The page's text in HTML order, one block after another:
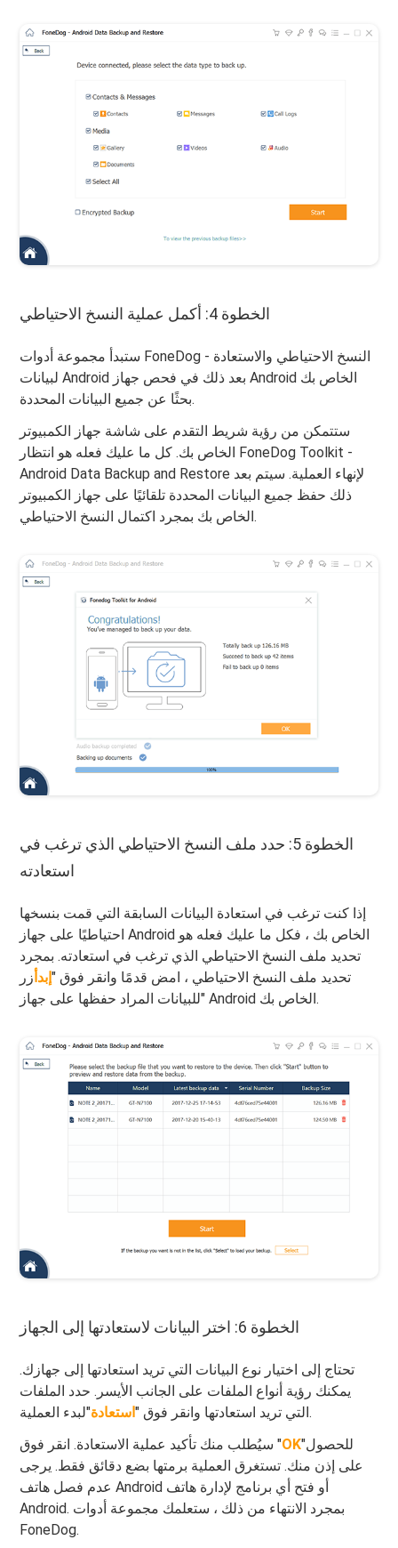
الخطوة 4: أكمل عملية النسخ الاحتياطي
ستبدأ مجموعة أدوات FoneDog - النسخ الاحتياطي والاستعادة
لبيانات Android بعد ذلك في فحص جهاز Android الخاص بك
بحثًا عن جميع البيانات المحددة.
ستتمكن من رؤية شريط التقدم على شاشة جهاز الكمبيوتر
الخاص بك. كل ما عليك فعله هو انتظار FoneDog Toolkit -
Android Data Backup and Restore لإنهاء العملية. سيتم بعد
ذلك حفظ جميع البيانات المحددة تلقائيًا على جهاز الكمبيوتر
الخاص بك بمجرد اكتمال النسخ الاحتياطي.
الخطوة 5: حدد ملف النسخ الاحتياطي الذي ترغب في
استعادته
إذا كنت ترغب في استعادة البيانات السابقة التي قمت بنسخها
احتياطيًا على جهاز Android الخاص بك ، فكل ما عليك فعله هو
تحديد ملف النسخ الاحتياطي الذي ترغب في استعادته. بمجرد
تحديد ملف النسخ الاحتياطي ، امض قدمًا وانقر فوق "إبدأ زر
"للبيانات المراد حفظها على جهاز Android الخاص بك.
الخطوة 6: اختر البيانات لاستعادتها إلى الجهاز
تحتاج إلى اختيار نوع البيانات التي تريد استعادتها إلى جهازك.
يمكنك رؤية أنواع الملفات على الجانب الأيسر. حدد الملفات
التي تريد استعادتها وانقر فوق "استعادة
"لبدء العملية.
سيُطلب منك تأكيد عملية الاستعادة. انقر فوق "OK"للحصول
على إذن منك. تستغرق العملية برمتها بضع دقائق فقط. يرجى
عدم فصل هاتف Android أو فتح أي برنامج لإدارة هاتف
Android. بمجرد الانتهاء من ذلك ، ستعلمك مجموعة أدوات
FoneDog.